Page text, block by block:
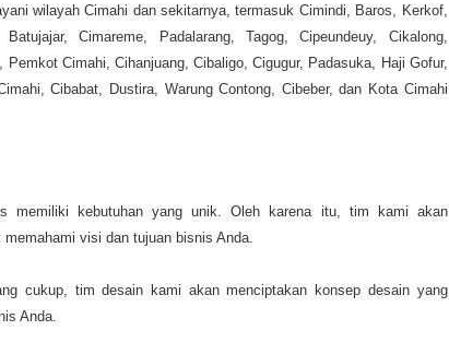
wilayah Cimahi dan sekitarnya, termasuk Cimindi, Baros, Kerkof,
Cimareme, Padalarang, Tagog, Cipeundeuy, Cikalong,
Cimahi, Cihanjuang, Cibaligo, Cigugur, Padasuka, Haji Gofur,
Cibabat, Dustira, Warung Contong, Cibeber, dan Kota Cimahi
memiliki kebutuhan yang unik. Oleh karena itu, tim kami akan
visi dan tujuan bisnis Anda.
cukup, tim desain kami akan menciptakan konsep desain yang
Anda.